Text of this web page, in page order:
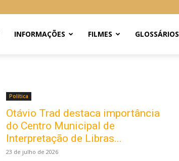
INFORMAÇÕES FILMES GLOSSÁRIOS
Política
Otávio Trad destaca importância
do Centro Municipal de
Interpretação de Libras...
23 de julho de 2026